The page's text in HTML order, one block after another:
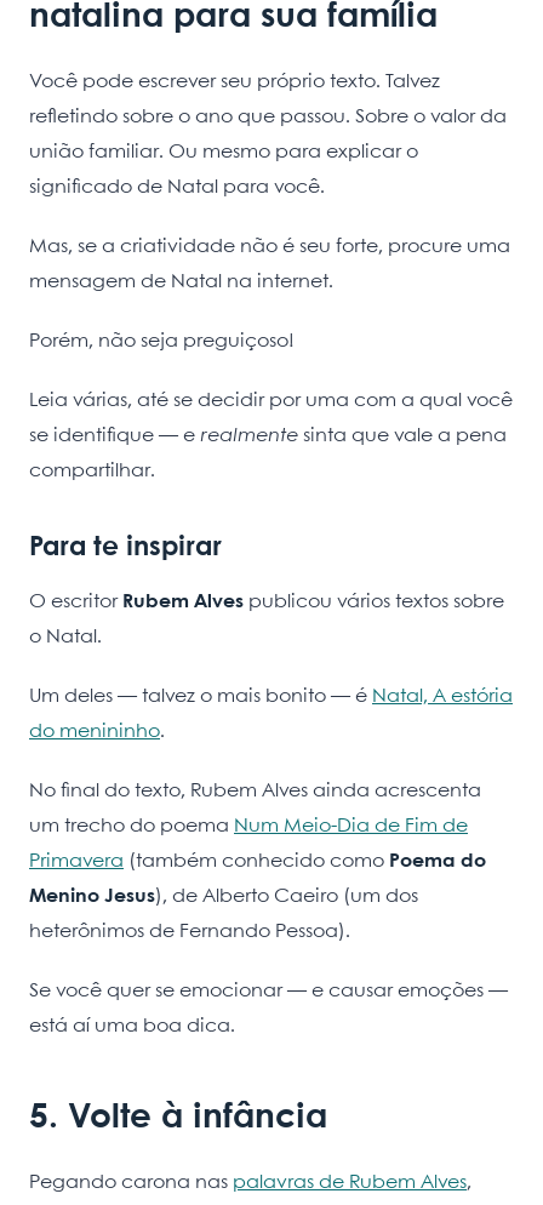
natalina para sua família
Você pode escrever seu próprio texto. Talvez
refletindo sobre o ano que passou. Sobre o valor da
união familiar. Ou mesmo para explicar o
significado de Natal para você.
Mas, se a criatividade não é seu forte, procure uma
mensagem de Natal na internet.
Porém, não seja preguiçoso!
Leia várias, até se decidir por uma com a qual você
se identifique — e realmente sinta que vale a pena
compartilhar.
Para te inspirar
O escritor Rubem Alves publicou vários textos sobre
o Natal.
Um deles — talvez o mais bonito — é Natal, A estória
do menininho.
No final do texto, Rubem Alves ainda acrescenta
um trecho do poema Num Meio-Dia de Fim de
Primavera (também conhecido como Poema do
Menino Jesus), de Alberto Caeiro (um dos
heterônimos de Fernando Pessoa).
Se você quer se emocionar — e causar emoções —
está aí uma boa dica.
5. Volte à infância
Pegando carona nas palavras de Rubem Alves,